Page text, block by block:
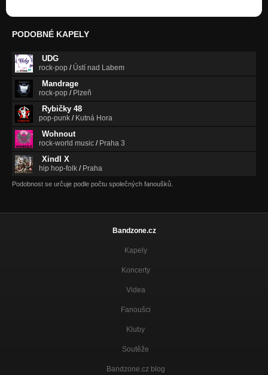
Polarity (album Polarity)
Dýchej (album Polarity)
Stigmata (Stigmata album)
Stigmata
Hlavou (Stigmata album)
Stigmata
Slov plnej (Stigmata album)
Stigmata
Nespatříš (RMX by WoHon) Akustika album bonus
PODOBNÉ KAPELY
UDG
rock-pop / Ústí nad Labem
Mandrage
rock-pop / Plzeň
Rybičky 48
pop-punk / Kutná Hora
Wohnout
rock-world music / Praha 3
Xindl X
hip hop-folk / Praha
Podobnost se určuje podle počtu společných fanoušků.
Bandzone.cz
Kapely
Koncerty
Videa
Fanoušci
Kluby
Soutěže
Bandzone.cz blog